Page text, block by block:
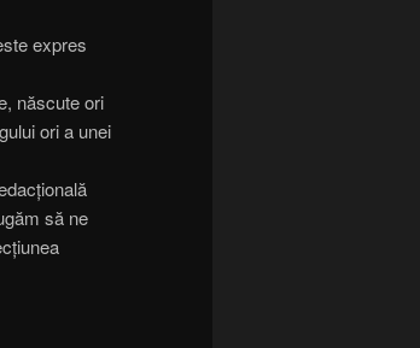
expres
născute ori
ori a unei
să ne